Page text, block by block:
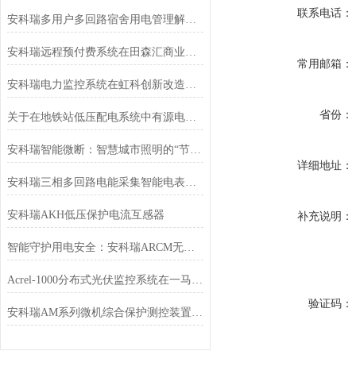
安科瑞多用户多回路宿舍用电管理解决方案
安科瑞远程预付费系统在田森汇商业中心的研究与应用
安科瑞电力监控系统在虹科创新改造项目的应用
关于在地铁站低压配电系统中有源电力滤波器的应用分析
安科瑞智能微断：智慧城市照明的“节能安全芯”
安科瑞三相多回路电能采集智能电表：全电参量测量的高效解决方案
安科瑞AKH低压保护电流互感器
智能守护用电安全：安科瑞ARCM无线监控装置，远程管理更高效
Acrel-1000分布式光伏监控系统在一马光彩大市场屋顶光伏发电项目中应用
安科瑞AM系列微机综合保护测控装置在某电厂10.5kV厂用电系统改造中的应用
联系电话：
常用邮箱：
省份：
详细地址：
补充说明：
验证码：